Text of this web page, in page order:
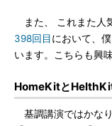
また、 これまた人
398回目 において、
います。こちらも興
HomeKitと
基調講演ではかな